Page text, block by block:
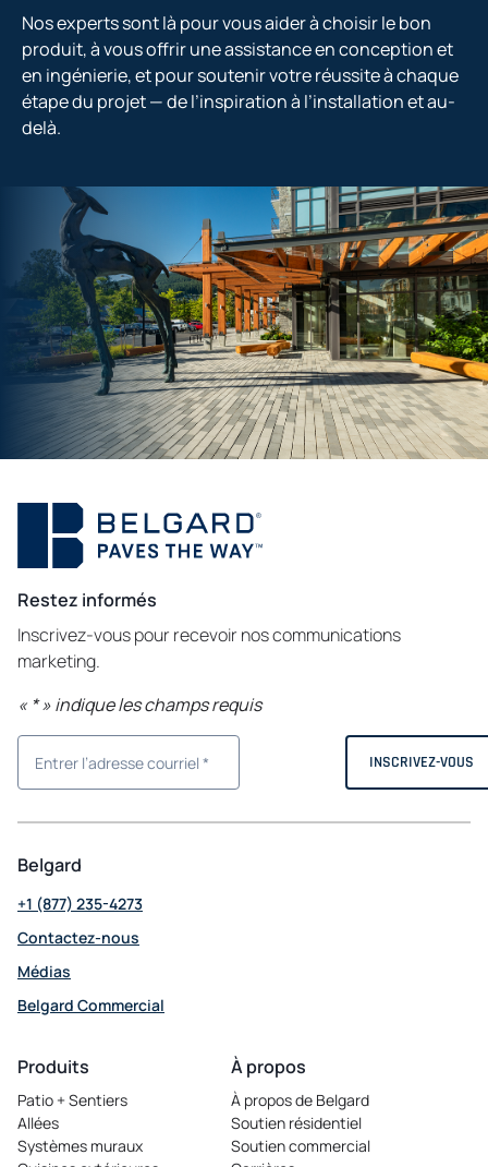
Nos experts sont là pour vous aider à choisir le bon
produit, à vous offrir une assistance en conception et
en ingénierie, et pour soutenir votre réussite à chaque
étape du projet — de l’inspiration à l’installation et au-
delà.
Restez informés
Inscrivez-vous pour recevoir nos communications
marketing.
« *» indique les champs requis
Belgard
+1 (877) 235-4273
Contactez-nous
Médias
Belgard Commercial
Produits
Patio + Sentiers
Allées
Systèmes muraux
À propos
À propos de Belgard
Soutien résidentiel
Soutien commercial